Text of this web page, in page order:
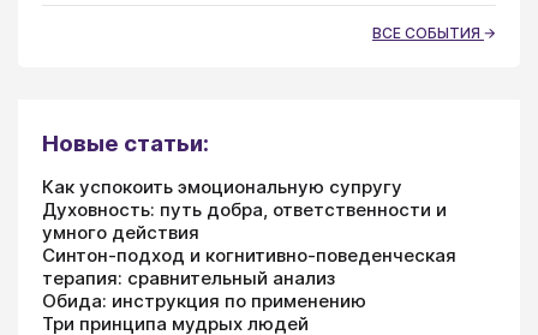
ВСЕ СОБЫТИЯ
Новые статьи:
Как успокоить эмоциональную супругу
Духовность: путь добра, ответственности и
умного действия
Синтон-подход и когнитивно-поведенческая
терапия: сравнительный анализ
Обида: инструкция по применению
Три принципа мудрых людей